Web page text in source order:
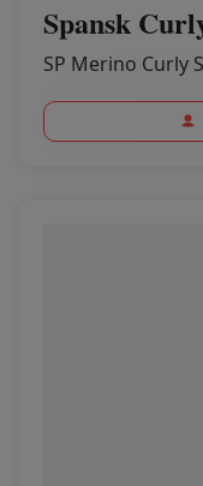
Spansk
SP Merino Curly